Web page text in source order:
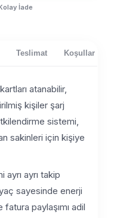
İade
Teslimat Koşullar
atanabilir,
kişiler şarj
sistemi,
sakinleri için kişiye
ayrı ayrı takip
sayesinde enerji
fatura paylaşımı adil